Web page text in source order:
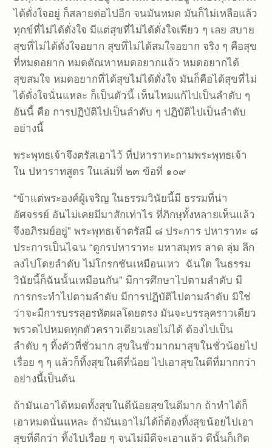
ได้ดั่งใจอยู่ ก็สลายต่อไปอีก จนมันหมด มันก็ไม่เหลือแล้ว
ทุกข์ที่ไม่ได้ดั่งใจ มีแต่สุขที่ไม่ได้ดั่งใจเพียว ๆ เลย สบาย
สุขที่ไม่ได้ดั่งใจอยาก สุขที่ไม่ได้สมใจอยาก จริง ๆ คือสุข
ที่หมดอยาก หมดตัณหาหมดอยากแล้ว หมดอยากได้
สุขสมใจ หมดอยากที่ได้สุขไม่ได้ดั่งใจ มันก็คือได้สุขที่ไม่
ได้ดั่งใจนั่นแหละ ก็เป็นตัวนี้ เห็นไหมแก้ไปเป็นลำดับ ๆ
อันนี้ คือ การปฏิบัติไปเป็นลำดับ ๆ ปฏิบัติไปเป็นลำดับ
อย่างนี้
พระพุทธเจ้าจึงตรัสเอาไว้ ที่ปหาราทะถามพระพุทธเจ้า
ใน ปหาราทสูตร ในเล่มที่ ๒๓ ข้อที่ ๑๐๙
“ข้าแต่พระองค์ผู้เจริญ ในธรรมวินัยนี้มี ธรรมที่น่า
อัศจรรย์ อันไม่เคยมีมาสักเท่าไร ที่ภิกษุทั้งหลายเห็นแล้ว
จึงอภิรมย์อยู่” พระพุทธเจ้าตรัสมี ๘ ประการ ปหาราทะ ๘
ประการเป็นไฉน “ดูกรปหาราทะ มหาสมุทร ลาด ลุ่ม ลึก
ลงไปโดยลำดับ ไม่โกรกชันเหมือนเหว ฉันใด ในธรรม
วินัยนี้ก็ฉันนั้นเหมือนกัน” มีการศึกษาไปตามลำดับ มี
การกระทำไปตามลำดับ มีการปฏิบัติไปตามลำดับ มิใช่
ว่าจะมีการบรรลุอรหัตผลโดยตรง มันจะบรรลุคราวเดียว
พรวดไปหมดทุกตัวคราวเดียวเลยไม่ได้ ต้องไปเป็น
ลำดับ ๆ ทิ้งตัวที่ชั่วมาก สุขในชั่วมากมาสุขในชั่วน้อยไป
เรื่อย ๆ ๆ แล้วก็ทิ้งสุขในดีที่น้อย ไปเอาสุขในดีที่มากกว่า
อย่างนี้เป็นต้น
ถ้ามันเอาได้หมดทั้งสุขในดีน้อยสุขในดีมาก ถ้าทำได้ก็
เอาหมดนั่นแหละ ถ้ามันเอาไม่ได้ก็ต้องทิ้งสุขน้อยไปเอา
สุขที่ดีกว่า ทิ้งไปเรื่อย ๆ จนไม่มีดีจะเอาแล้ว ดีนั้นก็เกิด